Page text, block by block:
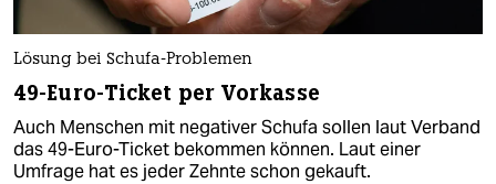
Lösung bei Schufa-Problemen
49-Euro-Ticket per Vorkasse
Auch Menschen mit negativer Schufa sollen laut Verband
das 49-Euro-Ticket bekommen können. Laut einer
Umfrage hat es jeder Zehnte schon gekauft.